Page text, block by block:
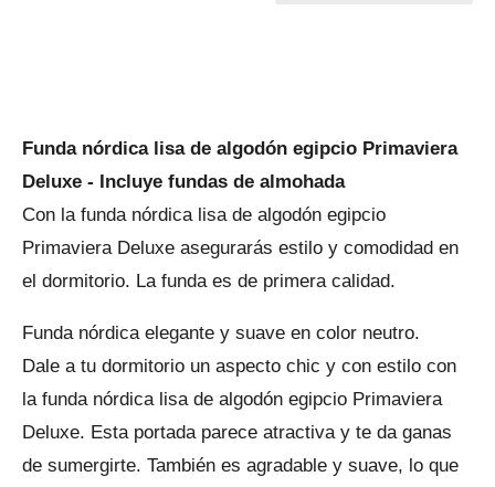
Funda nórdica lisa de algodón egipcio Primaviera
Deluxe - Incluye fundas de almohada
Con la funda nórdica lisa de algodón egipcio
Primaviera Deluxe asegurarás estilo y comodidad en
el dormitorio. La funda es de primera calidad.
Funda nórdica elegante y suave en color neutro.
Dale a tu dormitorio un aspecto chic y con estilo con
la funda nórdica lisa de algodón egipcio Primaviera
Deluxe. Esta portada parece atractiva y te da ganas
de sumergirte. También es agradable y suave, lo que